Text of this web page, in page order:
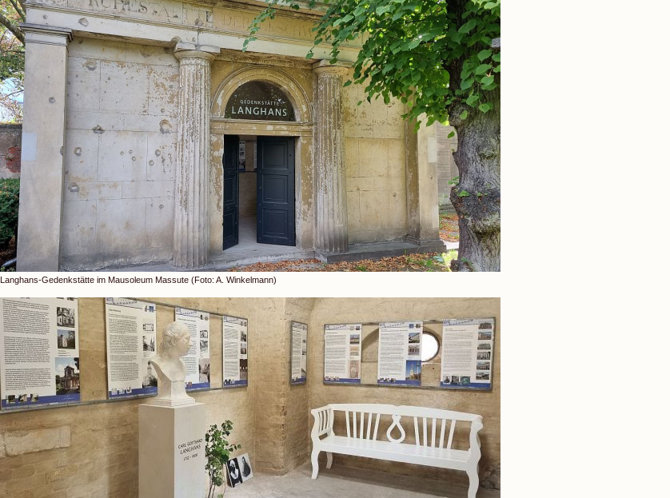
Langhans-Gedenkstätte im Mausoleum Massute (Foto: A. Winkelmann)